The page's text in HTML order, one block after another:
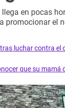
en pocas
promocionar el
luchar contra el
que su mamá